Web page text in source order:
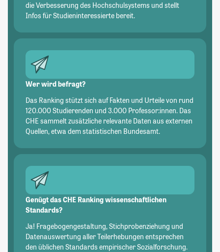
die Verbesserung des Hochschulsystems und stellt
Infos für Studieninteressierte bereit.
Wer wird befragt?
Das Ranking stützt sich auf Fakten und Urteile von rund
120.000 Studierenden und 3.000 Professor:innen. Das
CHE sammelt zusätzliche relevante Daten aus externen
Quellen, etwa dem statistischen Bundesamt.
Genügt das CHE Ranking wissenschaftlichen
Standards?
Ja! Fragebogengestaltung, Stichprobenziehung und
Datenauswertung aller Teilerhebungen entsprechen
den üblichen Standards empirischer Sozialforschung.